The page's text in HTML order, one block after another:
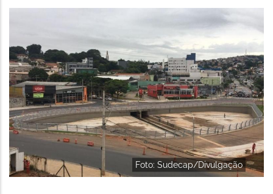
navegação
Foto: Sudecap/Divulgação